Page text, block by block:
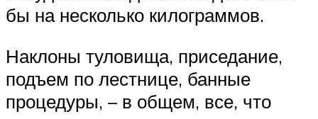
бы на несколько килограммов.
Наклоны туловища, приседание,
подъем по лестнице, банные
процедуры, – в общем, все, что